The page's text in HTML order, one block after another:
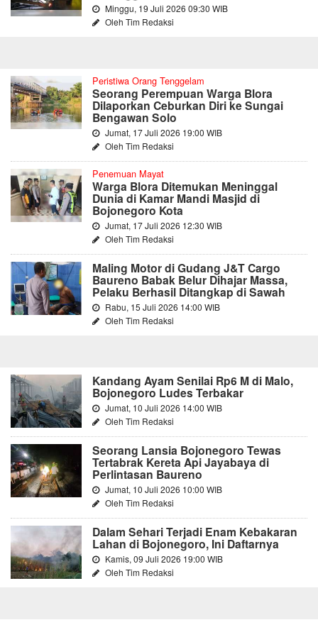
Minggu, 19 Juli 2026 09:30 WIB
Oleh Tim Redaksi
Peristiwa Orang Tenggelam
Seorang Perempuan Warga Blora
Dilaporkan Ceburkan Diri ke Sungai
Bengawan Solo
Jumat, 17 Juli 2026 19:00 WIB
Oleh Tim Redaksi
Penemuan Mayat
Warga Blora Ditemukan Meninggal
Dunia di Kamar Mandi Masjid di
Bojonegoro Kota
Jumat, 17 Juli 2026 12:30 WIB
Oleh Tim Redaksi
Maling Motor di Gudang J&T Cargo
Baureno Babak Belur Dihajar Massa,
Pelaku Berhasil Ditangkap di Sawah
Rabu, 15 Juli 2026 14:00 WIB
Oleh Tim Redaksi
Kandang Ayam Senilai Rp6 M di Malo,
Bojonegoro Ludes Terbakar
Jumat, 10 Juli 2026 14:00 WIB
Oleh Tim Redaksi
Seorang Lansia Bojonegoro Tewas
Tertabrak Kereta Api Jayabaya di
Perlintasan Baureno
Jumat, 10 Juli 2026 10:00 WIB
Oleh Tim Redaksi
Dalam Sehari Terjadi Enam Kebakaran
Lahan di Bojonegoro, Ini Daftarnya
Kamis, 09 Juli 2026 19:00 WIB
Oleh Tim Redaksi